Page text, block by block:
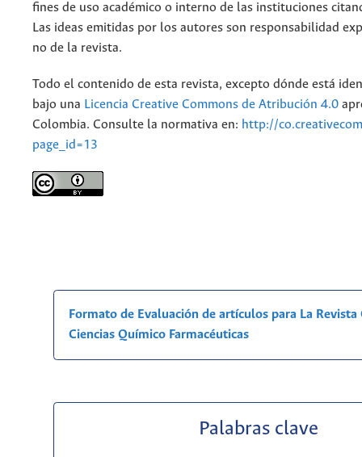
fines de uso académico o interno de las instituciones
Las ideas emitidas por los autores son responsabilidad
no de la revista.
Todo el contenido de esta revista, excepto dónde está
bajo una Licencia Creative Commons de Atribución 4.0
Colombia. Consulte la normativa en: http://
page_id=13
Formato de Evaluación de artículos para La
Ciencias Químico Farmacéuticas
Palabras clave